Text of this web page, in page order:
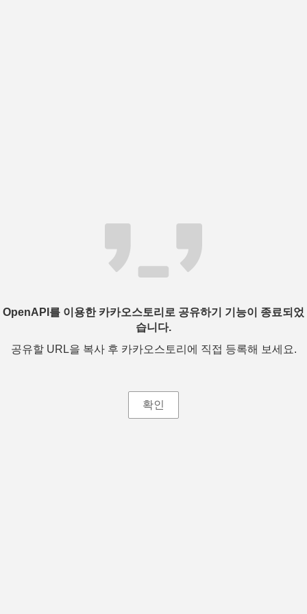
OpenAPI를 이용한 카카오스토리로 공유하기 기능이 종료되었
습니다.
공유할 URL을 복사 후 카카오스토리에 직접 등록해 보세요.
확인